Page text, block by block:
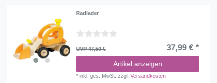
Radlader
UVP 47,50 € 37,99 € *
Artikel anzeigen
*inkl. ges. MwSt. zzgl.Versandkosten